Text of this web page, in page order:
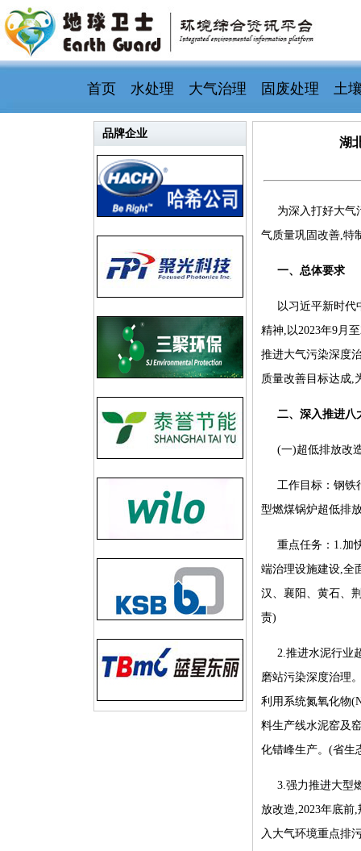
首页 水处理 大气治理 固废处理 土
品牌企业
湖
为深入打好大气
气质量巩固改善,特
一、总体要求
以习近平新时代
精神,以2023年9月
推进大气污染深度
质量改善目标达成,
二、深入推进八
(一)超低排放改
工作目标：钢铁
型燃煤锅炉超低排
重点任务：1.加
端治理设施建设,全
汉、襄阳、黄石、
责)
2.推进水泥行业
磨站污染深度治理
利用系统氮氧化物
料生产线水泥窑及
化错峰生产。(省生
3.强力推进大型
放改造,2023年底前
入大气环境重点排